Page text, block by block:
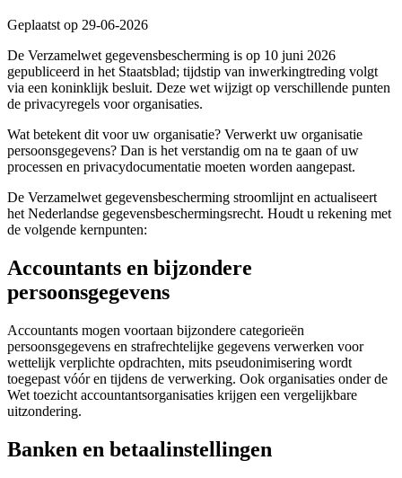
Geplaatst op 29-06-2026
De Verzamelwet gegevensbescherming is op 10 juni 2026
gepubliceerd in het Staatsblad; tijdstip van inwerkingtreding volgt
via een koninklijk besluit. Deze wet wijzigt op verschillende punten
de privacyregels voor organisaties.
Wat betekent dit voor uw organisatie? Verwerkt uw organisatie
persoonsgegevens? Dan is het verstandig om na te gaan of uw
processen en privacydocumentatie moeten worden aangepast.
De Verzamelwet gegevensbescherming stroomlijnt en actualiseert
het Nederlandse gegevensbeschermingsrecht. Houdt u rekening met
de volgende kernpunten:
Accountants en bijzondere
persoonsgegevens
Accountants mogen voortaan bijzondere categorieën
persoonsgegevens en strafrechtelijke gegevens verwerken voor
wettelijk verplichte opdrachten, mits pseudonimisering wordt
toegepast vóór en tijdens de verwerking. Ook organisaties onder de
Wet toezicht accountantsorganisaties krijgen een vergelijkbare
uitzondering.
Banken en betaalinstellingen